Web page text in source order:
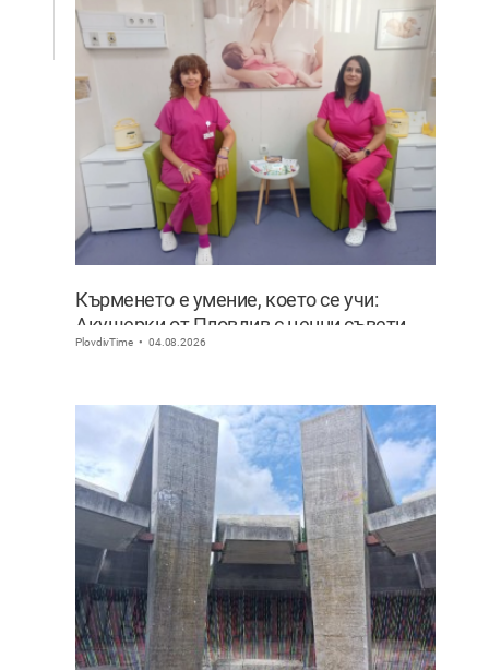
Кърменето е умение, което се учи:
Акушерки от Пловдив с ценни съвети
към младите майки
PlovdivTime 04.08.2026